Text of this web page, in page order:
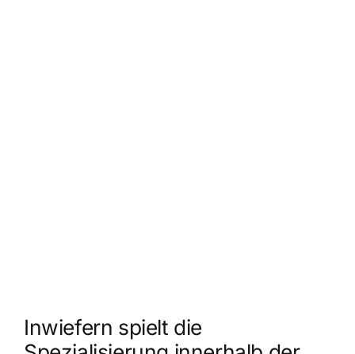
Inwiefern spielt die